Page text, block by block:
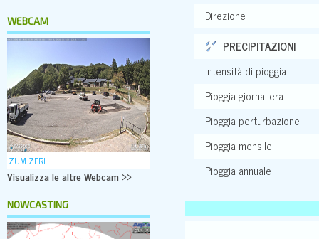
WEBCAM
ZUM ZERI
Visualizza le altre Webcam >>
NOWCASTING
Direzione
PRECIPITAZIONI
Intensità di pioggia
Pioggia giornaliera
Pioggia perturbazione
Pioggia mensile
Pioggia annuale